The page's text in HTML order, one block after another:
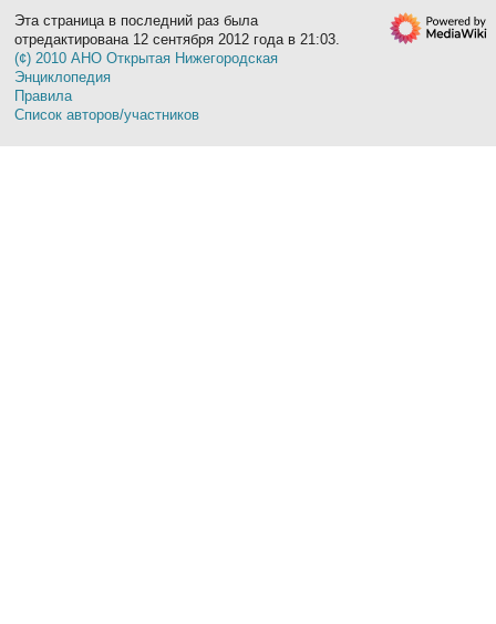
Эта страница в последний раз была
отредактирована 12 сентября 2012 года в 21:03.
(¢) 2010 АНО Открытая Нижегородская
Энциклопедия
Правила
Список авторов/участников